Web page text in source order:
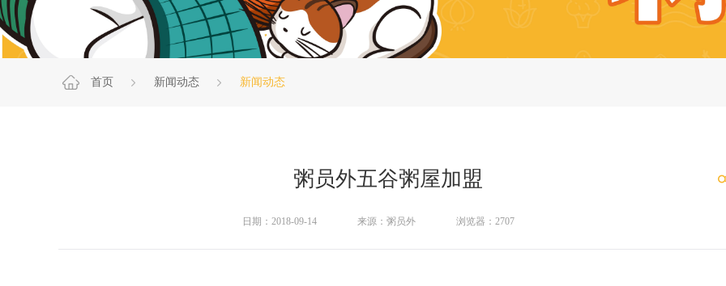
首页 新闻动态 新闻动态
粥员外五谷粥屋加盟
日期：2018-09-14 来源：粥员外 浏览器：2707